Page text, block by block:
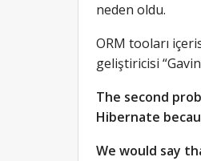
neden oldu.
ORM tooları
geliştiricisi
The second
Hibernate
We would say